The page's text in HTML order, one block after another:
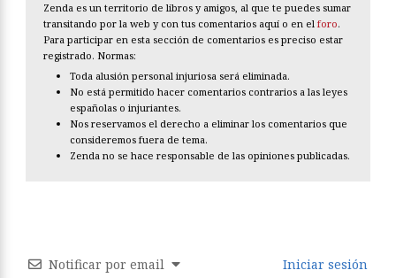
Zenda es un territorio de libros y amigos, al que te puedes sumar
transitando por la web y con tus comentarios aquí o en el foro.
Para participar en esta sección de comentarios es preciso estar
registrado. Normas:
Toda alusión personal injuriosa será eliminada.
No está permitido hacer comentarios contrarios a las leyes
españolas o injuriantes.
Nos reservamos el derecho a eliminar los comentarios que
consideremos fuera de tema.
Zenda no se hace responsable de las opiniones publicadas.
Notificar por email Iniciar sesión